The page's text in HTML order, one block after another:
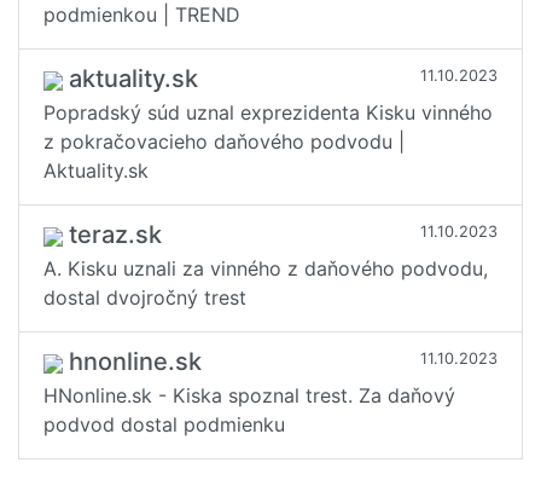
podmienkou | TREND
aktuality.sk 11.10.2023
Popradský súd uznal exprezidenta Kisku vinného
z pokračovacieho daňového podvodu |
Aktuality.sk
teraz.sk 11.10.2023
A. Kisku uznali za vinného z daňového podvodu,
dostal dvojročný trest
hnonline.sk 11.10.2023
HNonline.sk - Kiska spoznal trest. Za daňový
podvod dostal podmienku